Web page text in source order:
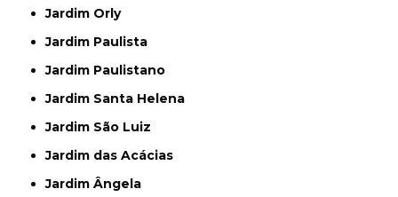
Jardim Orly
Jardim Paulista
Jardim Paulistano
Jardim Santa Helena
Jardim São Luiz
Jardim das Acácias
Jardim Ângela